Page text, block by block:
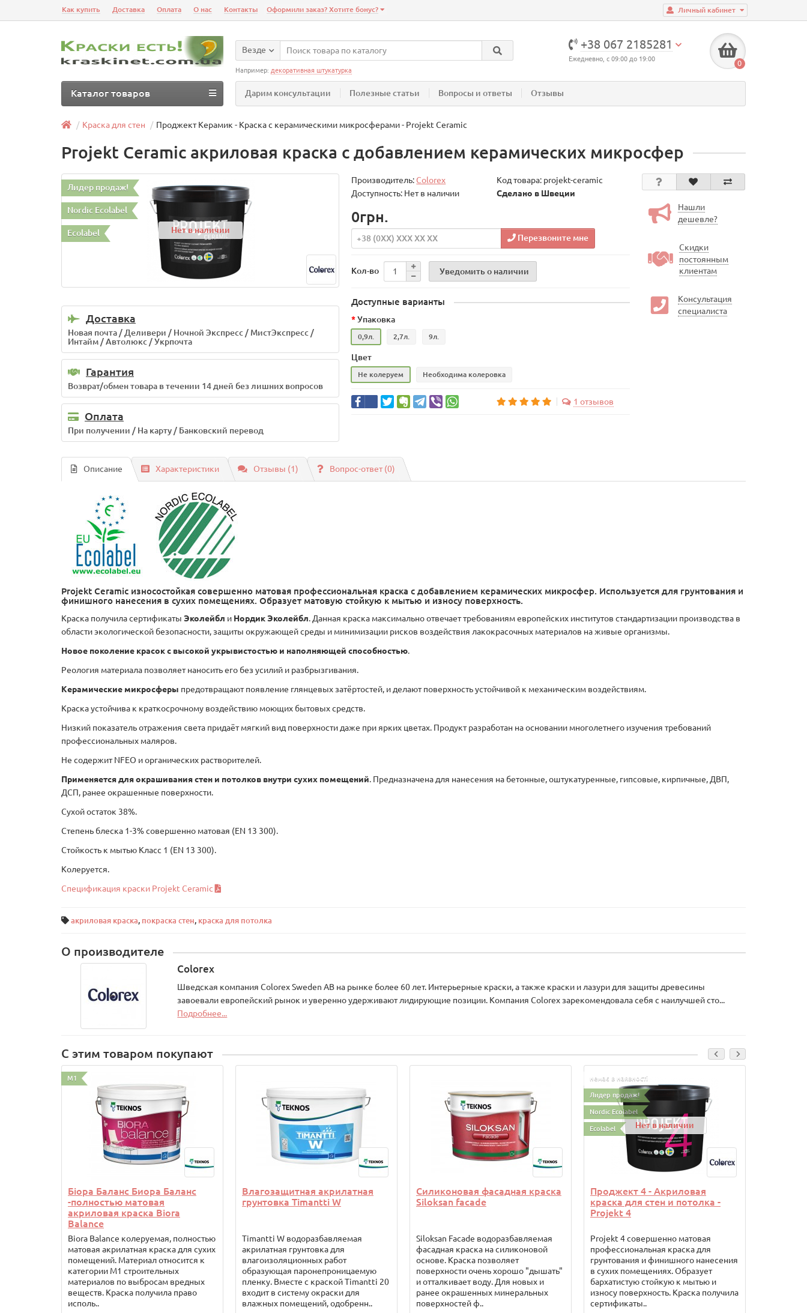
Личный кабинет
Как купить Доставка Оплата О нас Контакты Оформили заказ? Хотите бонус?
+38 067 2185281
Ежедневно, с 09:00 до 19:00 0
Везде
Например: декоративная штукатурка
Дарим консультации Полезные статьи Вопросы и ответы Отзывы
Каталог товаров
Краска для стен Проджект Керамик - Краска с керамическими микросферами - Projekt Ceramic
Projekt Ceramic акриловая краска с добавлением керамических микросфер
Лидер продаж!
Nordic Ecolabel
Ecolabel Нет в наличии
Доставка
Новая почта / Деливери / Ночной Экспресс / МистЭкспресс /
Интайм / Автолюкс / Укрпочта
Гарантия
Возврат/обмен товара в течении 14 дней без лишних вопросов
Оплата
При получении / На карту / Банковский перевод
Производитель: Colorex Код товара: projekt-ceramic
Доступность: Нет в наличии
Сделано в Швеции
0грн.
Перезвоните мне
Кол-во Уведомить о наличии
Доступные варианты
Упаковка
0,9л. 2,7л. 9л.
Цвет
Не колеруем Необходима колеровка
1 отзывов
Нашли
дешевле?
Скидки
постоянным
клиентам
Консультация
специалиста
Описание Характеристики Отзывы (1) Вопрос-ответ(0)
Projekt Ceramic износостойкая совершенно матовая профессиональная краска с добавлением керамических микросфер. Используется для грунтования и
финишного нанесения в сухих помещениях. Образует матовую стойкую к мытью и износу поверхность.
Краска получила сертификаты Эколейбл и Нордик Эколейбл. Данная краска максимально отвечает требованиям европейских институтов стандартизации производства в
области экологической безопасности, защиты окружающей среды и минимизации рисков воздействия лакокрасочных материалов на живые организмы.
Новое поколение красок с высокой укрывистостью и наполняющей способностью.
Реология материала позволяет наносить его без усилий и разбрызгивания.
Керамические микросферы предотвращают появление глянцевых затёртостей, и делают поверхность устойчивой к механическим воздействиям.
Краска устойчива к краткосрочному воздействию моющих бытовых средств.
Низкий показатель отражения света придаёт мягкий вид поверхности даже при ярких цветах. Продукт разработан на основании многолетнего изучения требований
профессиональных маляров.
Не содержит NFEO и органических растворителей.
Применяется для окрашивания стен и потолков внутри сухих помещений. Предназначена для нанесения на бетонные, оштукатуренные, гипсовые, кирпичные, ДВП,
ДСП, ранее окрашенные поверхности.
Сухой остаток 38%.
Степень блеска 1-3% совершенно матовая (EN 13 300).
Стойкость к мытью Класс 1 (EN 13 300).
Колеруется.
Спецификация краски Projekt Ceramic
акриловая краска, покраска стен, краска для потолка
О производителе
Colorex
Шведская компания Colorex Sweden AB на рынке более 60 лет. Интерьерные краски, а также краски и лазури для защиты древесины
завоевали европейский рынок и уверенно удерживают лидирующие позиции. Компания Colorex зарекомендовала себя с наилучшей сто...
Подробнее...
С этим товаром покупают
M1
Біора Баланс Биора Баланс
-полностью матовая
акриловая краска Biora
Balance
Biora Balance колеруемая, полностью
матовая акрилатная краска для сухих
помещений. Материал относится к
категории М1 строительных
материалов по выбросам вредных
веществ. Краска получила право
исполь..
Влагозащитная акрилатная
грунтовка Timantti W
Timantti W водоразбавляемая
акрилатная грунтовка для
влагоизоляционных работ
образующая паронепроницаемую
пленку. Вместе с краской Тimantti 20
входит в систему окраски для
влажных помещений, одобренн..
Силиконовая фасадная краска
Siloksan facade
Siloksan Facade водоразбавляемая
фасадная краска на силиконовой
основе. Краска позволяет
поверхности очень хорошо "дышать"
и отталкивает воду. Для новых и
ранее окрашенных минеральных
поверхностей ф..
немає в наявності
Лидер продаж!
Nordic Ecolabel
Ecolabel Нет в наличии
Проджект 4 - Акриловая
краска для стен и потолка -
Projekt 4
Projekt 4 совершенно матовая
профессиональная краска для
грунтования и финишного нанесения
в сухих помещениях. Образует
бархатистую стойкую к мытью и
износу поверхность. Краска получила
сертификаты..